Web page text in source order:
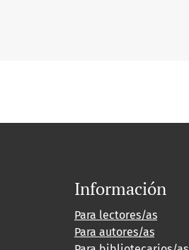
Información
Para lectores/as
Para autores/as